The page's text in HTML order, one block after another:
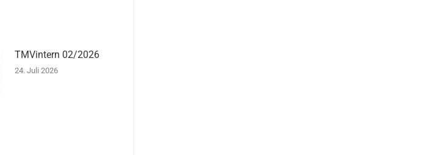
TMVintern 02/2026
24. Juli 2026